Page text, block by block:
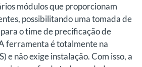
módulos que proporcionam
possibilitando uma tomada de
o time de precificação de
ferramenta é totalmente na
e não exige instalação. Com isso, a